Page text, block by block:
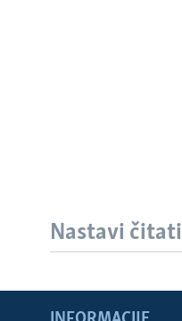
Nastavi čitati